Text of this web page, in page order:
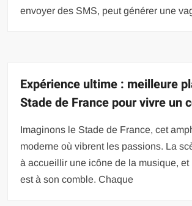
envoyer des SMS, peut générer une
Expérience ultime : meilleure
Stade de France pour vivre un
Imaginons le Stade de France, cet
moderne où vibrent les passions. La
à accueillir une icône de la musique, et
est à son comble. Chaque